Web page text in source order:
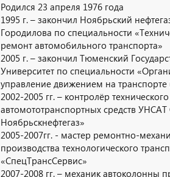
Родился 23 апреля 1976 года
1995 г. – закончил Ноябрьский
Городилова по специальности
ремонт автомобильного транспорта»
2005 г. – закончил Тюменский
Университет по специальности
управление движением на транспорте
2002-2005 гг. – контролёр
автомототранспортных средств
Ноябрьскнефтегаз»
2005-2007гг. - мастер ремонтно-
производства технологического
«СпецТрансСервис»
2007-2008 гг. – механик автоколонны